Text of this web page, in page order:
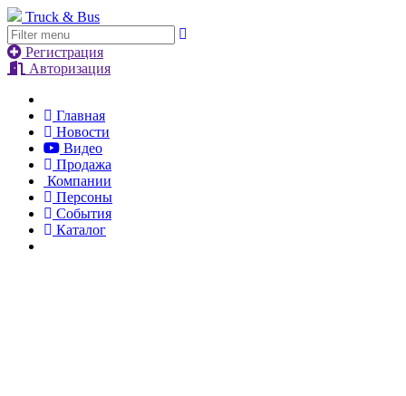
Truck & Bus
Регистрация
Авторизация
Главная
Новости
Видео
Продажа
Компании
Персоны
События
Каталог